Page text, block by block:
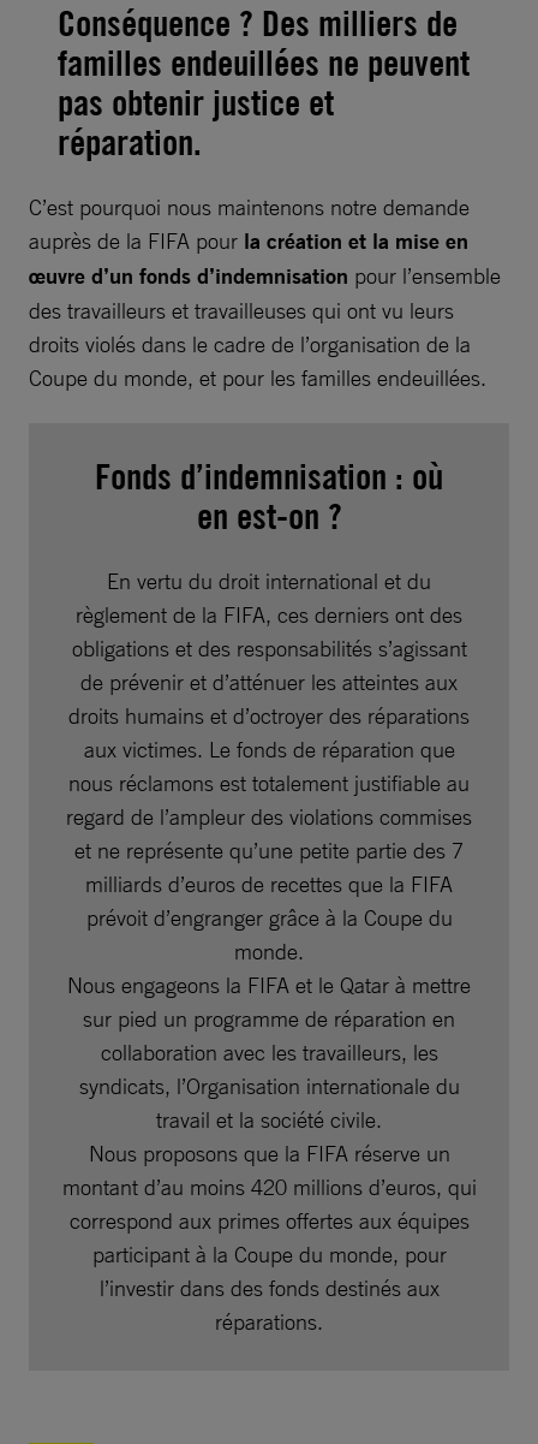
Conséquence ? Des milliers de
familles endeuillées ne peuvent
pas obtenir justice et
réparation.
C’est pourquoi nous maintenons notre demande
auprès de la FIFA pour la création et la mise en
œuvre d’un fonds d’indemnisation pour l’ensemble
des travailleurs et travailleuses qui ont vu leurs
droits violés dans le cadre de l’organisation de la
Coupe du monde, et pour les familles endeuillées.
Fonds d’indemnisation : où
en est-on ?
En vertu du droit international et du
règlement de la FIFA, ces derniers ont des
obligations et des responsabilités s’agissant
de prévenir et d’atténuer les atteintes aux
droits humains et d’octroyer des réparations
aux victimes. Le fonds de réparation que
nous réclamons est totalement justifiable au
regard de l’ampleur des violations commises
et ne représente qu’une petite partie des 7
milliards d’euros de recettes que la FIFA
prévoit d’engranger grâce à la Coupe du
monde.
Nous engageons la FIFA et le Qatar à mettre
sur pied un programme de réparation en
collaboration avec les travailleurs, les
syndicats, l’Organisation internationale du
travail et la société civile.
Nous proposons que la FIFA réserve un
montant d’au moins 420 millions d’euros, qui
correspond aux primes offertes aux équipes
participant à la Coupe du monde, pour
l’investir dans des fonds destinés aux
réparations.